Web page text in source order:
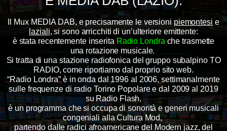
Il Mux MEDIA DAB, e precisamente le versioni piemontesi e
laziali, si sono arricchiti di un’ulteriore emittente:
è stata recentemente inserita Radio Londra che trasmette
una rotazione musicale.
Si tratta di una stazione radiofonica del gruppo subalpino TO
RADIO, come riportiamo dal proprio sito web.
“Radio Londra” è in onda dal 1996 al 2006, settimanalmente
sulle frequenze di radio Torino Popolare e dal 2009 al 2019
su Radio Flash,
è un programma che si occupa di sonorità e generi musicali
congeniali alla Cultura Mod,
partendo dalle radici afroamericane del Modern jazz, del